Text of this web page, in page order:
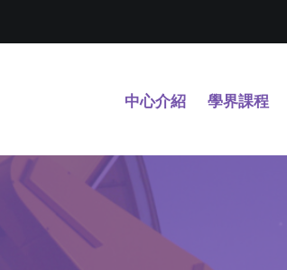
中心介紹 學界課程